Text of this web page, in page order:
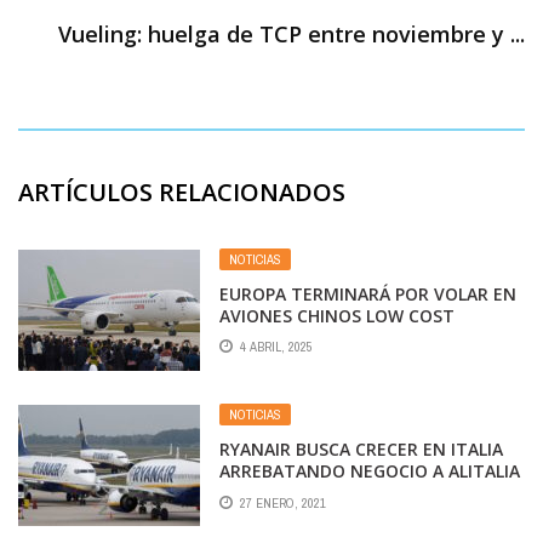
Vueling: huelga de TCP entre noviembre y ...
ARTÍCULOS RELACIONADOS
NOTICIAS
EUROPA TERMINARÁ POR VOLAR EN
AVIONES CHINOS LOW COST
4 ABRIL, 2025
NOTICIAS
RYANAIR BUSCA CRECER EN ITALIA
ARREBATANDO NEGOCIO A ALITALIA
27 ENERO, 2021